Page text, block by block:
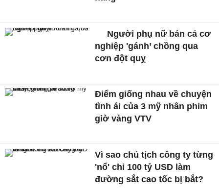
Người phụ nữ bán cả cơ
nghiệp 'gánh’ chồng qua
cơn đột quỵ
Điểm giống nhau về chuyện
tình ái của 3 mỹ nhân phim
giờ vàng VTV
Vì sao chủ tịch công ty từng
'nổ' chi 100 tỷ USD làm
đường sắt cao tốc bị bắt?